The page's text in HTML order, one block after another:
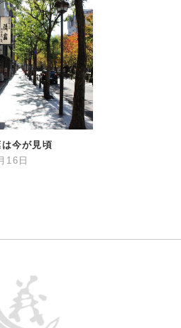
今が見頃
16日